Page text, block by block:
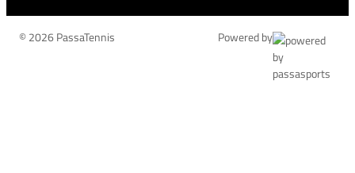
© 2026 PassaTennis Powered by